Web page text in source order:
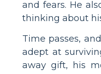
and fears. He
thinking about
Time passes,
adept at
away gift, his